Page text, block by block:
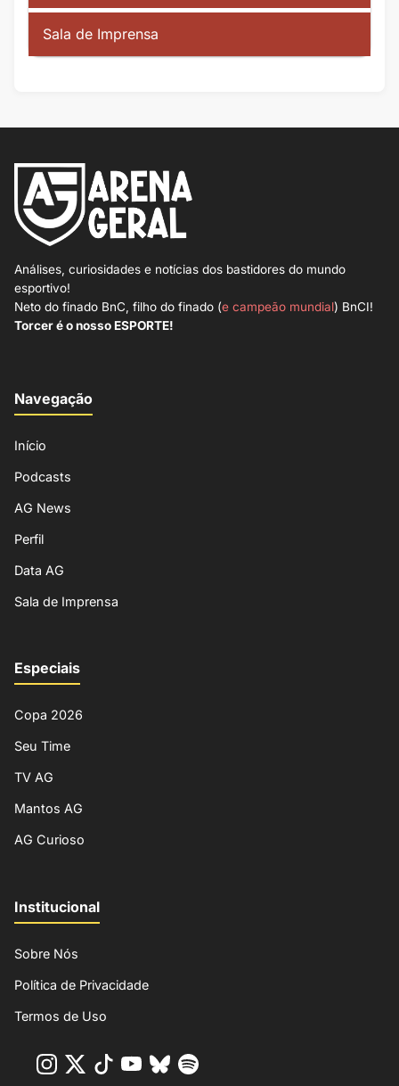
Sala de Imprensa
Análises, curiosidades e notícias dos bastidores do mundo
esportivo!
Neto do finado BnC, filho do finado (e campeão mundial) BnCI!
Torcer é o nosso ESPORTE!
Navegação
Início
Podcasts
AG News
Perfil
Data AG
Sala de Imprensa
Especiais
Copa 2026
Seu Time
TV AG
Mantos AG
AG Curioso
Institucional
Sobre Nós
Política de Privacidade
Termos de Uso